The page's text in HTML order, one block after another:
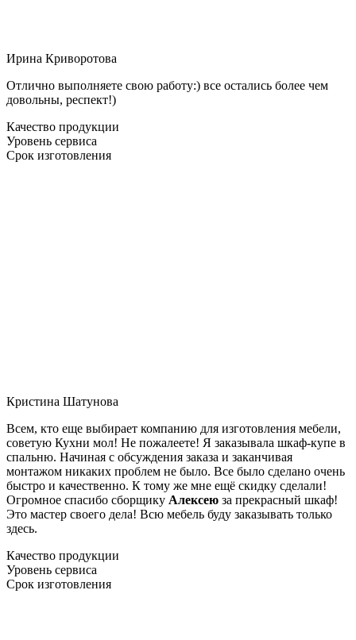
Ирина Криворотова
Отлично выполняете свою работу:) все остались более чем
довольны, респект!)
Качество продукции
Уровень сервиса
Срок изготовления
Кристина Шатунова
Всем, кто еще выбирает компанию для изготовления мебели,
советую Кухни мол! Не пожалеете! Я заказывала шкаф-купе в
спальню. Начиная с обсуждения заказа и заканчивая
монтажом никаких проблем не было. Все было сделано очень
быстро и качественно. К тому же мне ещё скидку сделали!
Огромное спасибо сборщику Алексею за прекрасный шкаф!
Это мастер своего дела! Всю мебель буду заказывать только
здесь.
Качество продукции
Уровень сервиса
Срок изготовления